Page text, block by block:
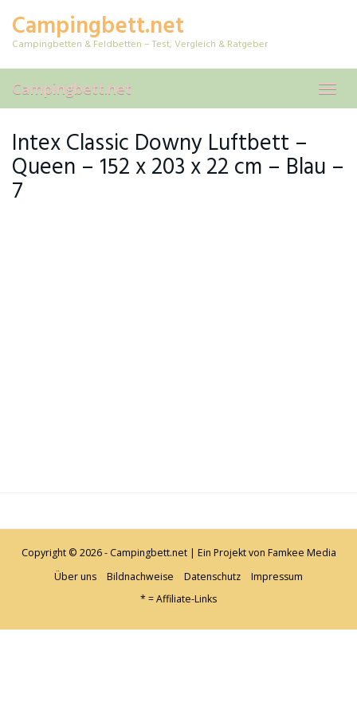
mainCampingbett.net
Campingbetten & Feldbetten – Test, Vergleich & Ratgeber
Campingbett.net
Intex Classic Downy Luftbett –
Queen – 152 x 203 x 22 cm – Blau –
7
Copyright © 2026 - Campingbett.net | Ein Projekt von Famkee Media
Über uns
Bildnachweise Datenschutz
Impressum
* = Affiliate-Links